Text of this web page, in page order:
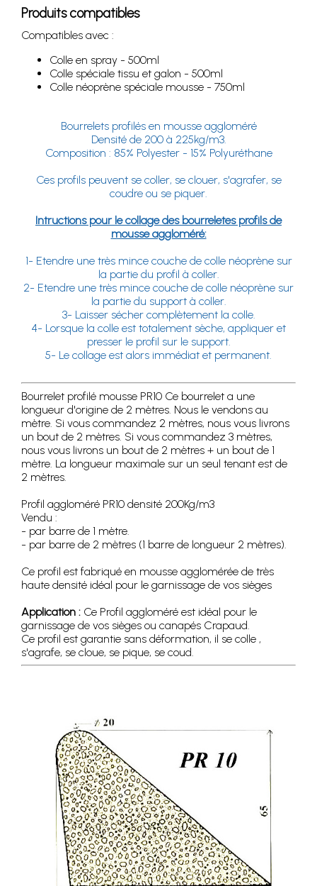
Produits compatibles
Compatibles avec :
Colle en spray - 500ml
Colle spéciale tissu et galon - 500ml
Colle néoprène spéciale mousse - 750ml
Bourrelets profilés en mousse aggloméré
Densité de 200 à 225kg/m3.
Composition : 85% Polyester - 15% Polyuréthane
Ces profils peuvent se coller, se clouer, s'agrafer, se
coudre ou se piquer.
Intructions pour le collage des bourreletes profils de
mousse aggloméré:
1- Etendre une très mince couche de colle néoprène sur
la partie du profil à coller.
2- Etendre une très mince couche de colle néoprène sur
la partie du support à coller.
3- Laisser sécher complètement la colle.
4- Lorsque la colle est totalement sèche, appliquer et
presser le profil sur le support.
5- Le collage est alors immédiat et permanent.
Bourrelet profilé mousse PR10 Ce bourrelet a une
longueur d'origine de 2 mètres. Nous le vendons au
mètre. Si vous commandez 2 mètres, nous vous livrons
un bout de 2 mètres. Si vous commandez 3 mètres,
nous vous livrons un bout de 2 mètres + un bout de 1
mètre. La longueur maximale sur un seul tenant est de
2 mètres.
Profil aggloméré PR10 densité 200Kg/m3
Vendu :
- par barre de 1 mètre.
- par barre de 2 mètres (1 barre de longueur 2 mètres).
Ce profil est fabriqué en mousse agglomérée de très
haute densité idéal pour le garnissage de vos sièges
Application : Ce Profil aggloméré est idéal pour le
garnissage de vos sièges ou canapés Crapaud.
Ce profil est garantie sans déformation, il se colle ,
s'agrafe, se cloue, se pique, se coud.